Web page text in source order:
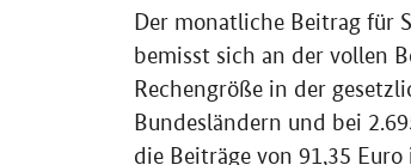
Der monatliche Beitrag für
bemisst sich an der vollen
Rechengröße in der
Bundesländern und bei
die Beiträge von 91,35